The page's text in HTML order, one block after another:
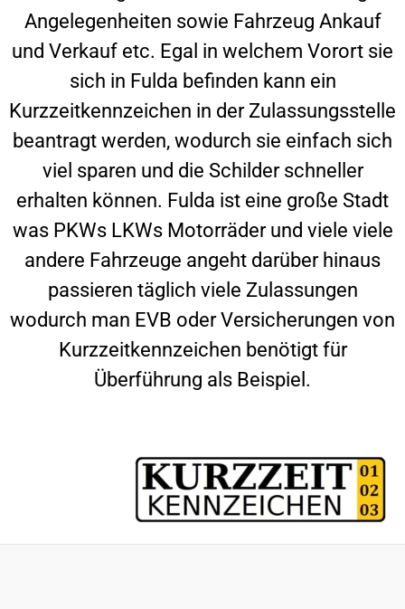
Angelegenheiten sowie Fahrzeug Ankauf
und Verkauf etc. Egal in welchem Vorort sie
sich in Fulda befinden kann ein
Kurzzeitkennzeichen in der Zulassungsstelle
beantragt werden, wodurch sie einfach sich
viel sparen und die Schilder schneller
erhalten können. Fulda ist eine große Stadt
was PKWs LKWs Motorräder und viele viele
andere Fahrzeuge angeht darüber hinaus
passieren täglich viele Zulassungen
wodurch man EVB oder Versicherungen von
Kurzzeitkennzeichen benötigt für
Überführung als Beispiel.